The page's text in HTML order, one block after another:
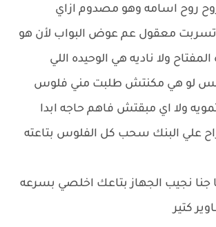
روح اسامه وهو مصدوم ازاي
معقول عم عوض البواب لأن هو
ولا ناديه هي الوحيده اللي
لو هي مكنتش طلبت مني فلوس
تمويه ولا اي مبقتش فاهم حاجه ابدا
علي البنك سحب كل الفلوس بتاعته
جنا نجيب الجهاز بتاعك اخلصي بسرعه
كتير